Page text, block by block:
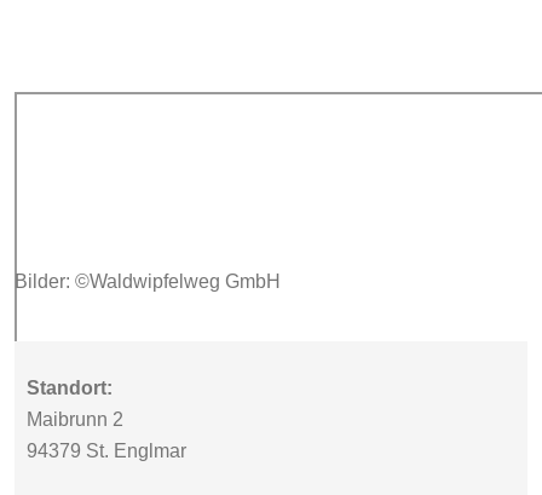
Bilder: ©Waldwipfelweg GmbH
Standort:
Maibrunn 2
94379 St. Englmar